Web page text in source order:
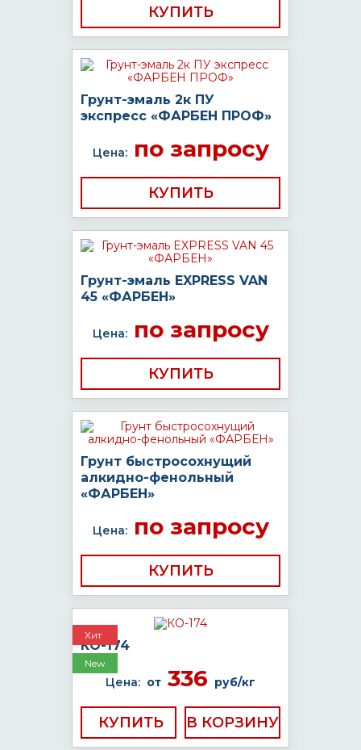
КУПИТЬ
Грунт-эмаль 2к ПУ
экспресс «ФАРБЕН ПРОФ»
Цена:по запросу
КУПИТЬ
Грунт-эмаль EXPRESS VAN
45 «ФАРБЕН»
Цена:по запросу
КУПИТЬ
Грунт быстросохнущий
алкидно-фенольный
«ФАРБЕН»
Цена:по запросу
КУПИТЬ
Хит
New
КО-174
Цена: от 336 руб/кг
КУПИТЬ